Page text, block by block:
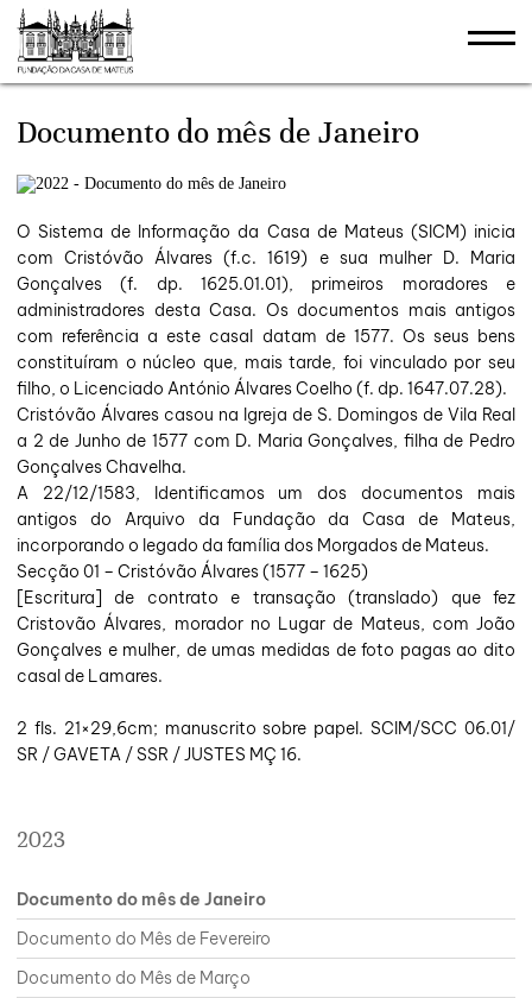
2023
Documento do mês de Janeiro
Documento do Mês de Fevereiro
Documento do Mês de Março
Documento do mês de Janeiro
O Sistema de Informação da Casa de Mateus (SICM) inicia
com Cristóvão Álvares (f.c. 1619) e sua mulher D. Maria
Gonçalves (f. dp. 1625.01.01), primeiros moradores e
administradores desta Casa. Os documentos mais antigos
com referência a este casal datam de 1577. Os seus bens
constituíram o núcleo que, mais tarde, foi vinculado por seu
filho, o Licenciado António Álvares Coelho (f. dp. 1647.07.28).
Cristóvão Álvares casou na Igreja de S. Domingos de Vila Real
a 2 de Junho de 1577 com D. Maria Gonçalves, filha de Pedro
Gonçalves Chavelha.
A 22/12/1583, Identificamos um dos documentos mais
antigos do Arquivo da Fundação da Casa de Mateus,
incorporando o legado da família dos Morgados de Mateus.
Secção 01 – Cristóvão Álvares (1577 – 1625)
[Escritura] de contrato e transação (translado) que fez
Cristovão Álvares, morador no Lugar de Mateus, com João
Gonçalves e mulher, de umas medidas de foto pagas ao dito
casal de Lamares.
2 fls. 21×29,6cm; manuscrito sobre papel. SCIM/SCC 06.01/
SR / GAVETA / SSR / JUSTES MÇ 16.